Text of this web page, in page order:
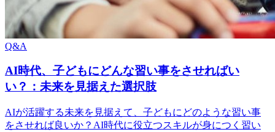
Q&A
AI時代、子どもにどんな習い事をさせればい
い？：未来を見据えた選択肢
AIが活躍する未来を見据えて、子どもにどのような習い事
をさせれば良いか？AI時代に役立つスキルが身につく習い